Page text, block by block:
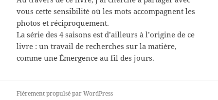
vous cette sensibilité où les mots accompagnent les
photos et réciproquement.
La série des 4 saisons est d’ailleurs à l’origine de ce
livre : un travail de recherches sur la matière,
comme une Émergence au fil des jours.
Fièrement propulsé par WordPress